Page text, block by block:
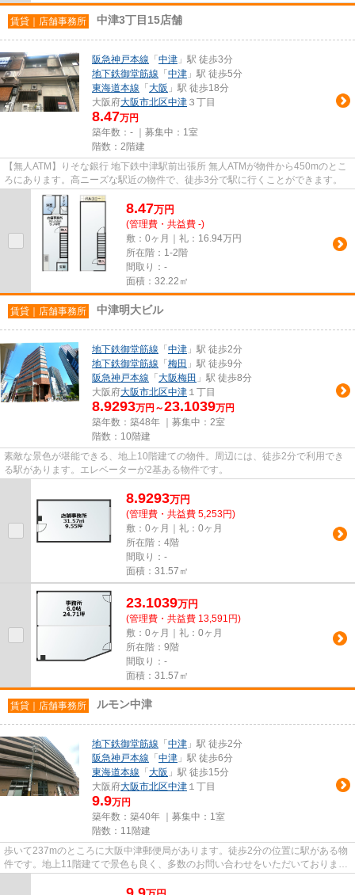
賃貸｜店舗事務所 中津3丁目15店舗
阪急神戸本線 「 中津 」駅 徒歩3分
地下鉄御堂筋線 「 中津 」駅 徒歩5分
東海道本線 「 大阪 」駅 徒歩18分
大阪府大阪市北区中津 ３丁目
8.47万円
築年数：- ｜募集中： 1室
階数：2階建
【無人ATM】りそな銀行 地下鉄中津駅前出張所 無人ATMが物件から450mのとこ
ろにあります。高ニーズな駅近の物件で、徒歩3分で駅に行くことができます。
8.47万円
(管理費・共益費 -)
敷：0ヶ月｜礼：16.94万円
所在階：1-2階
間取り：-
面積：32.22㎡
賃貸｜店舗事務所 中津明大ビル
地下鉄御堂筋線 「 中津 」駅 徒歩2分
地下鉄御堂筋線 「 梅田 」駅 徒歩9分
阪急神戸本線 「 大阪梅田 」駅 徒歩8分
大阪府大阪市北区中津 １丁目
8.9293万円～23.1039万円
築年数：築48年 ｜募集中： 2室
階数：10階建
素敵な景色が堪能できる、地上10階建ての物件。周辺には、徒歩2分で利用でき
る駅があります。エレベーターが2基ある物件です。
8.9293万円
(管理費・共益費 5,253円)
敷：0ヶ月｜礼：0ヶ月
所在階：4階
間取り：-
面積：31.57㎡
23.1039万円
(管理費・共益費 13,591円)
敷：0ヶ月｜礼：0ヶ月
所在階：9階
間取り：-
面積：31.57㎡
賃貸｜店舗事務所 ルモン中津
地下鉄御堂筋線 「 中津 」駅 徒歩2分
阪急神戸本線 「 中津 」駅 徒歩6分
東海道本線 「 大阪 」駅 徒歩15分
大阪府大阪市北区中津 １丁目
9.9万円
築年数：築40年 ｜募集中： 1室
階数：11階建
歩いて237mのところに大阪中津郵便局があります。徒歩2分の位置に駅がある物
件です。地上11階建てで景色も良く、多数のお問い合わせをいただいておりま